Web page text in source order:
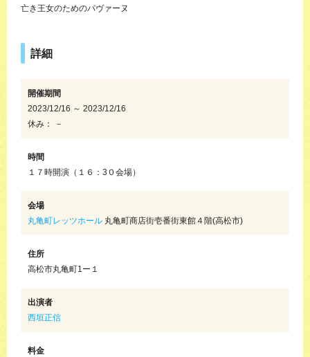
亡き王女のためのパヴァーヌ
詳細
開催期間
2023/12/16 ～ 2023/12/16
休み： －
時間
１７時開演（１６：3０会場）
会場
丸亀町レッツホール 丸亀町商店街壱番街東館４階(高松市)
住所
高松市丸亀町1ー１
出演者
西垣正信
料金